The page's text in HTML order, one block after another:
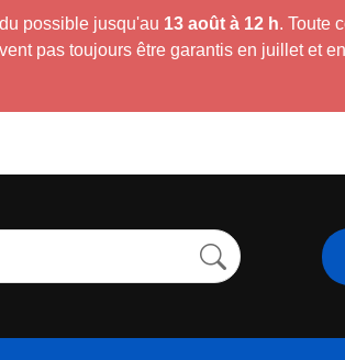
possible jusqu'au 13 août à 12 h. Toute
pas toujours être garantis en juillet et